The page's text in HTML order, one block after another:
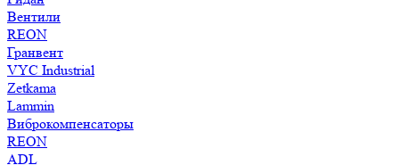
Вентили
REON
Гранвент
VYC Industrial
Zetkama
Lammin
Виброкомпенсаторы
REON
ADL